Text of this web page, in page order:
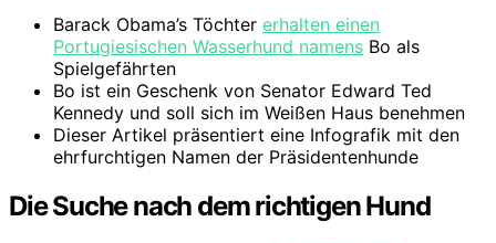
Barack Obama’s Töchter erhalten einen
Portugiesischen Wasserhund namens Bo als
Spielgefährten
Bo ist ein Geschenk von Senator Edward Ted
Kennedy und soll sich im Weißen Haus benehmen
Dieser Artikel präsentiert eine Infografik mit den
ehrfurchtigen Namen der Präsidentenhunde
Die Suche nach dem richtigen Hund